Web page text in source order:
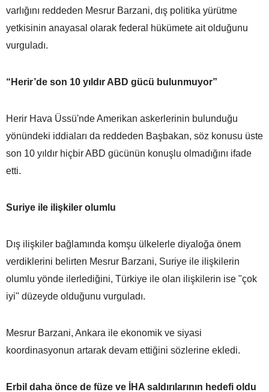
varlığını reddeden Mesrur Barzani, dış politika yürütme
yetkisinin anayasal olarak federal hükümete ait olduğunu
vurguladı.
“Herir’de son 10 yıldır ABD gücü bulunmuyor”
Herir Hava Üssü'nde Amerikan askerlerinin bulunduğu
yönündeki iddiaları da reddeden Başbakan, söz konusu üste
son 10 yıldır hiçbir ABD gücünün konuşlu olmadığını ifade
etti.
Suriye ile ilişkiler olumlu
Dış ilişkiler bağlamında komşu ülkelerle diyaloğa önem
verdiklerini belirten Mesrur Barzani, Suriye ile ilişkilerin
olumlu yönde ilerlediğini, Türkiye ile olan ilişkilerin ise "çok
iyi" düzeyde olduğunu vurguladı.
Mesrur Barzani, Ankara ile ekonomik ve siyasi
koordinasyonun artarak devam ettiğini sözlerine ekledi.
Erbil daha önce de füze ve İHA saldırılarının hedefi oldu